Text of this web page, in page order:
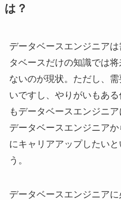
は？
データベースエンジニア
タベースだけの知識では
ないのが現状。ただし、
いですし、やりがいもあ
もデータベースエンジニ
データベースエンジニア
にキャリアアップしたい
う。
データベースエンジニア